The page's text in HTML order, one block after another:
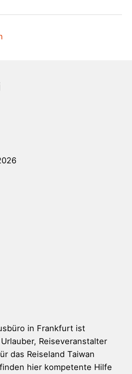
in Frankfurt ist
Reiseveranstalter
das Reiseland Taiwan
hier kompetente Hilfe